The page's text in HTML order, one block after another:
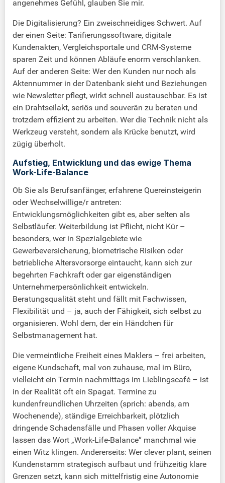
angenehmes Gefühl, glauben Sie mir.
Die Digitalisierung? Ein zweischneidiges Schwert. Auf
der einen Seite: Tarifierungssoftware, digitale
Kundenakten, Vergleichsportale und CRM-Systeme
sparen Zeit und können Abläufe enorm verschlanken.
Auf der anderen Seite: Wer den Kunden nur noch als
Aktennummer in der Datenbank sieht und Beziehungen
wie Newsletter pflegt, wirkt schnell austauschbar. Es ist
ein Drahtseilakt, seriös und souverän zu beraten und
trotzdem effizient zu arbeiten. Wer die Technik nicht als
Werkzeug versteht, sondern als Krücke benutzt, wird
zügig überholt.
Aufstieg, Entwicklung und das ewige Thema
Work-Life-Balance
Ob Sie als Berufsanfänger, erfahrene Quereinsteigerin
oder Wechselwillige/r antreten:
Entwicklungsmöglichkeiten gibt es, aber selten als
Selbstläufer. Weiterbildung ist Pflicht, nicht Kür –
besonders, wer in Spezialgebiete wie
Gewerbeversicherung, biometrische Risiken oder
betriebliche Altersvorsorge eintaucht, kann sich zur
begehrten Fachkraft oder gar eigenständigen
Unternehmerpersönlichkeit entwickeln.
Beratungsqualität steht und fällt mit Fachwissen,
Flexibilität und – ja, auch der Fähigkeit, sich selbst zu
organisieren. Wohl dem, der ein Händchen für
Selbstmanagement hat.
Die vermeintliche Freiheit eines Maklers – frei arbeiten,
eigene Kundschaft, mal von zuhause, mal im Büro,
vielleicht ein Termin nachmittags im Lieblingscafé – ist
in der Realität oft ein Spagat. Termine zu
kundenfreundlichen Uhrzeiten (sprich: abends, am
Wochenende), ständige Erreichbarkeit, plötzlich
dringende Schadensfälle und Phasen voller Akquise
lassen das Wort „Work-Life-Balance“ manchmal wie
einen Witz klingen. Andererseits: Wer clever plant, seinen
Kundenstamm strategisch aufbaut und frühzeitig klare
Grenzen setzt, kann sich mittelfristig eine Autonomie